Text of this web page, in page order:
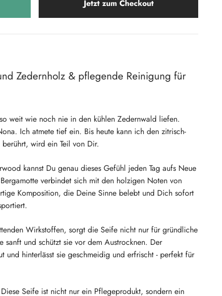
Jetzt zum Checkout
Zedernholz & pflegende Reinigung für
weit wie noch nie in den kühlen Zedernwald liefen.
Ich atmete tief ein. Bis heute kann ich den zitrisch-
wird ein Teil von Dir.
kannst Du genau dieses Gefühl jeden Tag aufs Neue
verbindet sich mit den holzigen Noten von
Komposition, die Deine Sinne belebt und Dich sofort
Wirkstoffen, sorgt die Seife nicht nur für gründliche
und schützt sie vor dem Austrocknen. Der
und hinterlässt sie geschmeidig und erfrischt - perfekt für
Seife ist nicht nur ein Pflegeprodukt, sondern ein